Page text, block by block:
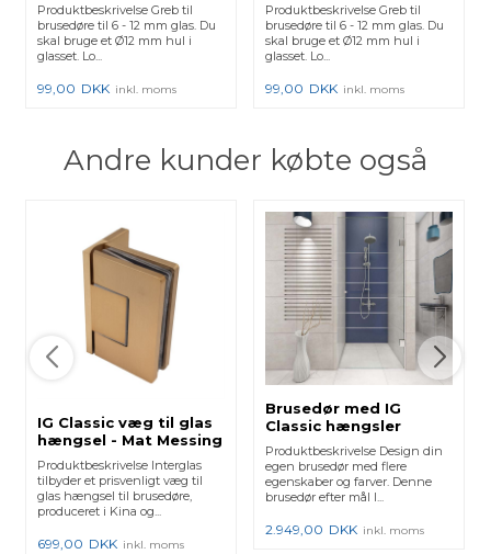
Produktbeskrivelse Greb til
brusedøre til 6 - 12 mm glas. Du
skal bruge et Ø12 mm hul i
glasset. Lo...
99,00 DKK inkl. moms
Produktbeskrivelse Greb til
brusedøre til 6 - 12 mm glas. Du
skal bruge et Ø12 mm hul i
glasset. Lo...
99,00 DKK inkl. moms
Andre kunder købte også
IG Classic væg til glas
hængsel - Mat Messing
- 1 stk.
Produktbeskrivelse Interglas
tilbyder et prisvenligt væg til
glas hængsel til brusedøre,
produceret i Kina og...
699,00 DKK inkl. moms
Brusedør med IG
Classic hængsler
Produktbeskrivelse Design din
egen brusedør med flere
egenskaber og farver. Denne
brusedør efter mål l...
2.949,00 DKK inkl. moms